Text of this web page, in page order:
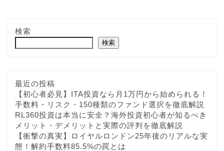
検索
検索
最近の投稿
【初心者必見】ITA投資なら月1万円から始められる！
手数料・リスク・150種類のファンド選択を徹底解説
RL360投資は本当に安全？海外投資初心者が知るべき
メリット・デメリットと実際の評判を徹底解説
【衝撃の真実】ロイヤルロンドン25年後のリアルな実
態！解約手数料85.5%の罠とは